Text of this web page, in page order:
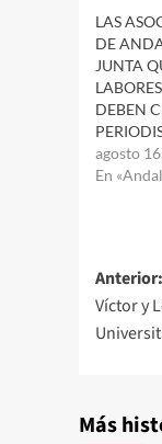
LAS
DE
JUNTA
DEBEN
agosto
En
de
Anterior:
Víctor y
Más